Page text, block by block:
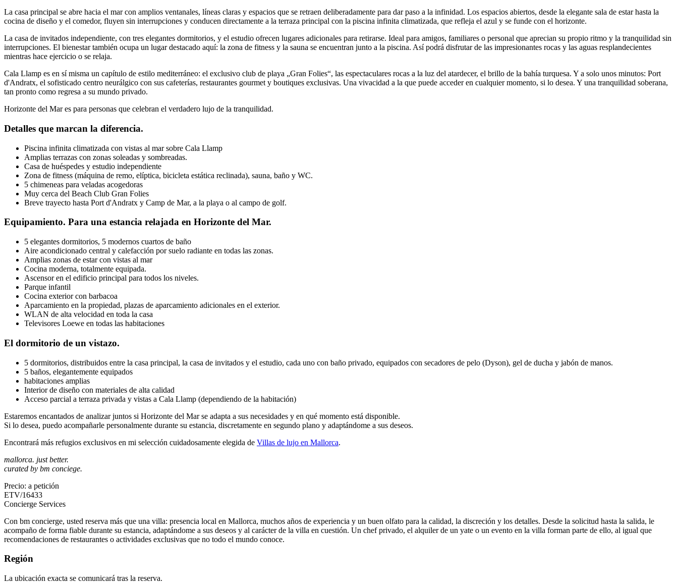
La casa principal se abre hacia el mar con amplios ventanales, líneas claras y espacios que se retraen deliberadamente para dar paso a la infinidad. Los espacios abiertos, desde la elegante sala de estar hasta la
cocina de diseño y el comedor, fluyen sin interrupciones y conducen directamente a la terraza principal con la piscina infinita climatizada, que refleja el azul y se funde con el horizonte.
La casa de invitados independiente, con tres elegantes dormitorios, y el estudio ofrecen lugares adicionales para retirarse. Ideal para amigos, familiares o personal que aprecian su propio ritmo y la tranquilidad sin
interrupciones. El bienestar también ocupa un lugar destacado aquí: la zona de fitness y la sauna se encuentran junto a la piscina. Así podrá disfrutar de las impresionantes rocas y las aguas resplandecientes
mientras hace ejercicio o se relaja.
Cala Llamp es en sí misma un capítulo de estilo mediterráneo: el exclusivo club de playa „Gran Folies“, las espectaculares rocas a la luz del atardecer, el brillo de la bahía turquesa. Y a solo unos minutos: Port
d'Andratx, el sofisticado centro neurálgico con sus cafeterías, restaurantes gourmet y boutiques exclusivas. Una vivacidad a la que puede acceder en cualquier momento, si lo desea. Y una tranquilidad soberana,
tan pronto como regresa a su mundo privado.
Horizonte del Mar es para personas que celebran el verdadero lujo de la tranquilidad.
Detalles que marcan la diferencia.
Piscina infinita climatizada con vistas al mar sobre Cala Llamp
Amplias terrazas con zonas soleadas y sombreadas.
Casa de huéspedes y estudio independiente
Zona de fitness (máquina de remo, elíptica, bicicleta estática reclinada), sauna, baño y WC.
5 chimeneas para veladas acogedoras
Muy cerca del Beach Club Gran Folies
Breve trayecto hasta Port d'Andratx y Camp de Mar, a la playa o al campo de golf.
Equipamiento. Para una estancia relajada en Horizonte del Mar.
5 elegantes dormitorios, 5 modernos cuartos de baño
Aire acondicionado central y calefacción por suelo radiante en todas las zonas.
Amplias zonas de estar con vistas al mar
Cocina moderna, totalmente equipada.
Ascensor en el edificio principal para todos los niveles.
Parque infantil
Cocina exterior con barbacoa
Aparcamiento en la propiedad, plazas de aparcamiento adicionales en el exterior.
WLAN de alta velocidad en toda la casa
Televisores Loewe en todas las habitaciones
El dormitorio de un vistazo.
5 dormitorios, distribuidos entre la casa principal, la casa de invitados y el estudio, cada uno con baño privado, equipados con secadores de pelo (Dyson), gel de ducha y jabón de manos.
5 baños, elegantemente equipados
habitaciones amplias
Interior de diseño con materiales de alta calidad
Acceso parcial a terraza privada y vistas a Cala Llamp (dependiendo de la habitación)
Estaremos encantados de analizar juntos si Horizonte del Mar se adapta a sus necesidades y en qué momento está disponible.
Si lo desea, puedo acompañarle personalmente durante su estancia, discretamente en segundo plano y adaptándome a sus deseos.
Encontrará más refugios exclusivos en mi selección cuidadosamente elegida de Villas de lujo en Mallorca.
mallorca. just better.
curated by bm conciege.
Precio: a petición
ETV/16433
Concierge Services
Con bm concierge, usted reserva más que una villa: presencia local en Mallorca, muchos años de experiencia y un buen olfato para la calidad, la discreción y los detalles. Desde la solicitud hasta la salida, le
acompaño de forma fiable durante su estancia, adaptándome a sus deseos y al carácter de la villa en cuestión. Un chef privado, el alquiler de un yate o un evento en la villa forman parte de ello, al igual que
recomendaciones de restaurantes o actividades exclusivas que no todo el mundo conoce.
Región
La ubicación exacta se comunicará tras la reserva.